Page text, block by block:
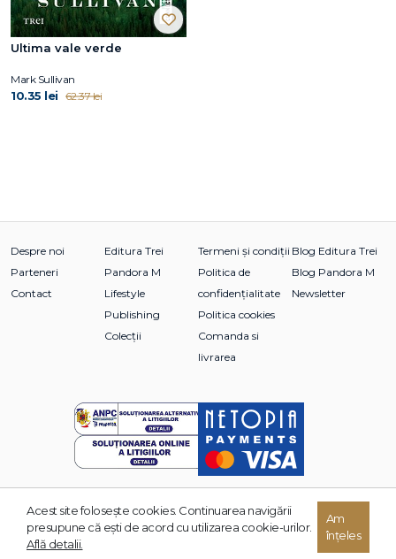
Ultima vale verde
Mark Sullivan
10.35 lei 62.37 lei
Despre noi
Parteneri
Contact
Editura Trei
Pandora M
Lifestyle
Publishing
Colecții
Termeni și condiții
Politica de
confidențialitate
Politica cookies
Comanda si
livrarea
Blog Editura Trei
Blog Pandora M
Newsletter
© 2026 Grupul Editorial TREI. Toate drepturile rezervate.
Acest site foloseşte cookies. Continuarea navigării
presupune că eşti de acord cu utilizarea cookie-urilor.
Află detalii.
Am
înțeles